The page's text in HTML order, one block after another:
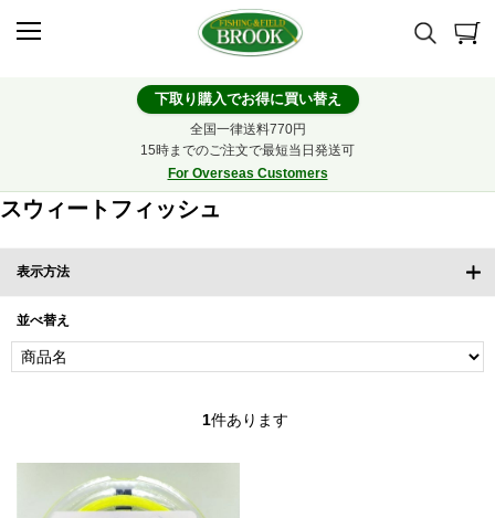
下取り購入でお得に買い替え
全国一律送料770円
15時までのご注文で最短当日発送可
For Overseas Customers
スウィートフィッシュ
表示方法
並べ替え
1件あります